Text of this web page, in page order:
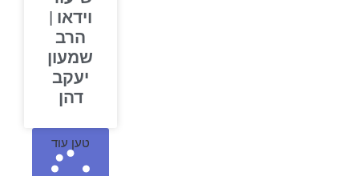
וידאו |
הרב
שמעון
יעקב
דהן
טען עוד